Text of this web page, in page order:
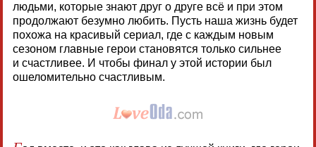
людьми, которые знают друг о друге всё и при этом
продолжают безумно любить. Пусть наша жизнь будет
похожа на красивый сериал, где с каждым новым
сезоном главные герои становятся только сильнее
и счастливее. И чтобы финал у этой истории был
ошеломительно счастливым.